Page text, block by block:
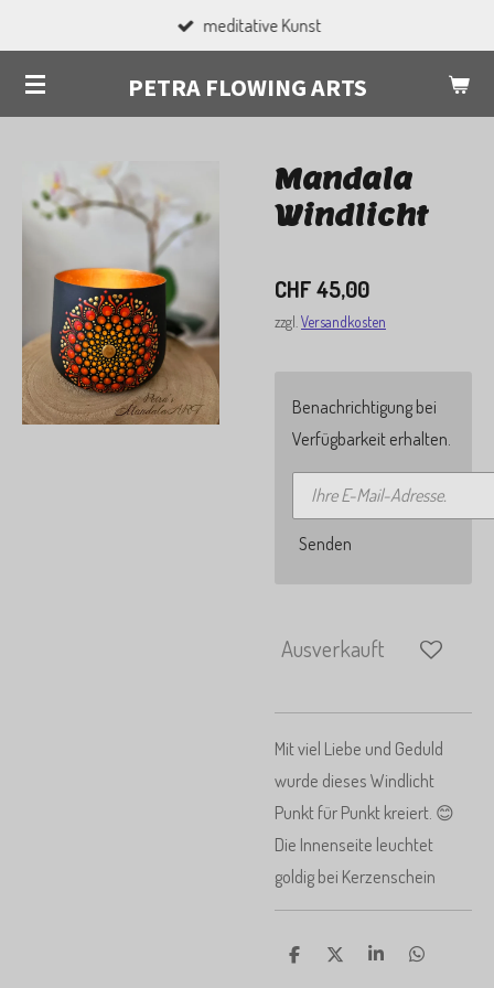
Hauptinhalt
springen
PETRA FLOWING ARTS
meditative Kunst
Mandala
Windlicht
CHF 45,00
zzgl. Versandkosten
Benachrichtigung bei
Verfügbarkeit erhalten.
Senden
Ausverkauft
Mit viel Liebe und Geduld
wurde dieses Windlicht
Punkt für Punkt kreiert. 😊
Die Innenseite leuchtet
goldig bei Kerzenschein
T
T
T
T